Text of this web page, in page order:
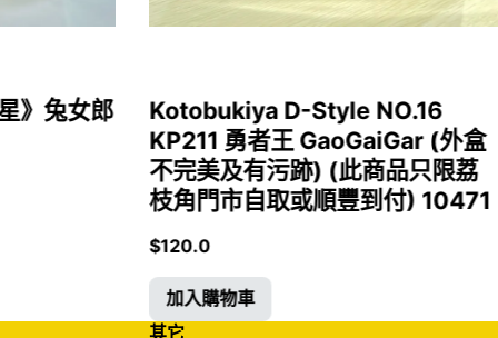
》兔女郎
Kotobukiya D-Style NO.16
KP211 勇者王 GaoGaiGar (外盒
不完美及有污跡) (此商品只限荔
枝角門市自取或順豐到付) 10471
$120.0
加入購物車
其它